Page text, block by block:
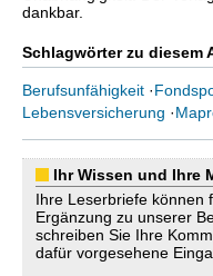
dankbar.
Schlagwörter zu diesem
Berufsunfähigkeit ·
Lebensversicherung ·
Ihr Wissen und Ihre
Ihre Leserbriefe können
Ergänzung zu unserer
schreiben Sie Ihre
dafür vorgesehene